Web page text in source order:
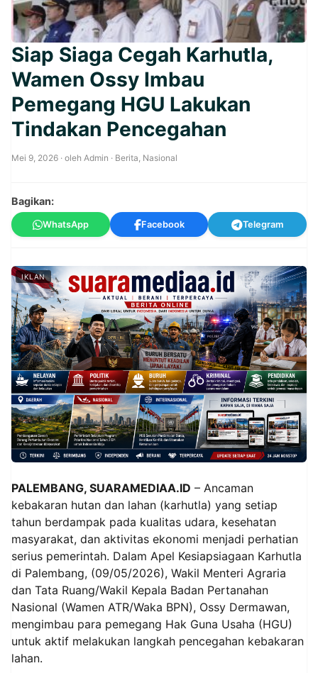
Siap Siaga Cegah Karhutla,
Wamen Ossy Imbau
Pemegang HGU Lakukan
Tindakan Pencegahan
Mei 9, 2026 · oleh Admin · Berita, Nasional
Bagikan:
WhatsApp Facebook Telegram
IKLAN
PALEMBANG, SUARAMEDIAA.ID – Ancaman
kebakaran hutan dan lahan (karhutla) yang setiap
tahun berdampak pada kualitas udara, kesehatan
masyarakat, dan aktivitas ekonomi menjadi perhatian
serius pemerintah. Dalam Apel Kesiapsiagaan Karhutla
di Palembang, (09/05/2026), Wakil Menteri Agraria
dan Tata Ruang/Wakil Kepala Badan Pertanahan
Nasional (Wamen ATR/Waka BPN), Ossy Dermawan,
mengimbau para pemegang Hak Guna Usaha (HGU)
untuk aktif melakukan langkah pencegahan kebakaran
lahan.